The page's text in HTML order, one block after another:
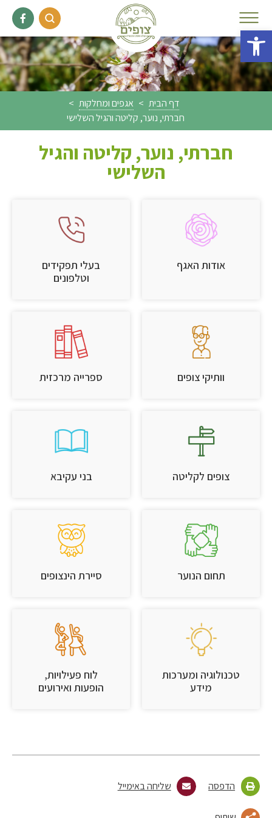
פתח סרגל נגישות
דף הבית > אגפים ומחלקות >
חברתי, נוער, קליטה והגיל השלישי
חברתי, נוער, קליטה והגיל
השלישי
אודות האגף
בעלי תפקידים
וטלפונים
וותיקי צופים ספרייה מרכזית
צופים לקליטה בני עקיבא
תחום הנוער סיירת הינצופים
טכנולוגיה ומערכות
מידע
לוח פעילויות,
הופעות ואירועים
הדפסה שליחה באימייל